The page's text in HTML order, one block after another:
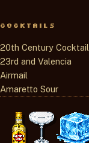
COCKTAILS
20th Century Cocktail
23rd and Valencia
Airmail
Amaretto Sour